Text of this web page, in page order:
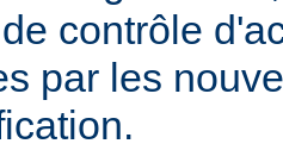
contrôle
par les